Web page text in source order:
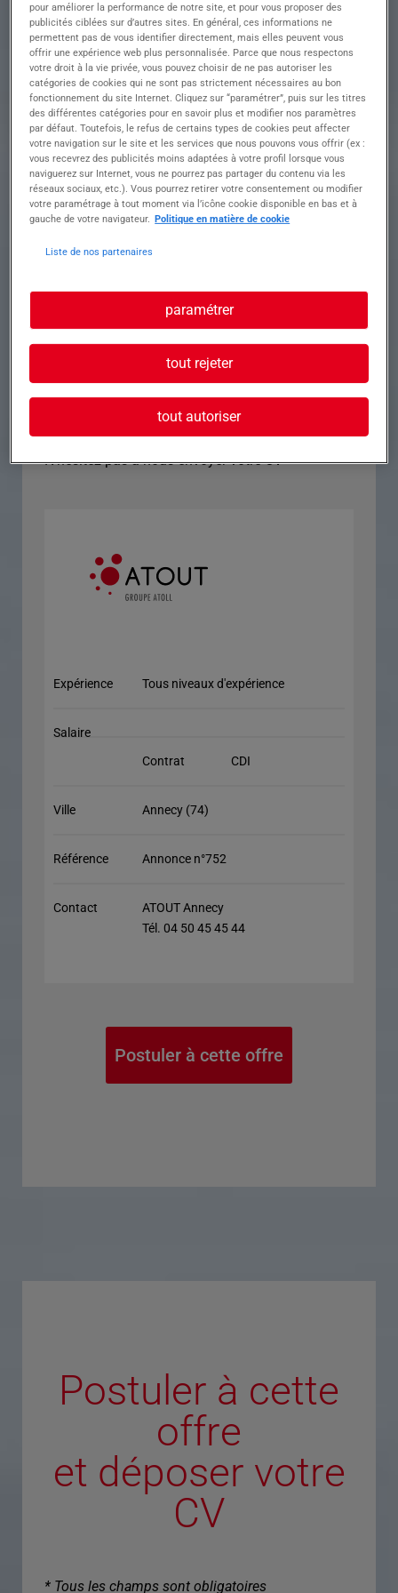
passage d'engins
• Aider à la mise en œuvre des enrobés (tirage,
égalisation)
• Assurer les finitions manuelles autour des
bordures, regards et zones difficiles d'accès
• Préparer et nettoyer les zones de travail
Temps plein du lundi au vendredi
Lieu: bassin annécien
Taux: entre 12.50€ et 14€
Profil recherché
Vous êtes disponible de suite et recherchez du
Vous avez de l'expérience dans les travaux
Vous souhaitez évoluer dans une entreprise à
N'hésitez pas à nous envoyer votre CV
Expérience Tous niveaux d'expérience
Salaire
Contrat
CDI
Ville Annecy (74)
Référence Annonce n°752
Contact
ATOUT Annecy
Tél. 04 50 45 45 44
Postuler à cette offre
Postuler à cette
offre
et déposer votre
CV
* Tous les champs sont obligatoires
pour améliorer la performance de notre site, et pour vous proposer des
publicités ciblées sur d’autres sites. En général, ces informations ne
permettent pas de vous identifier directement, mais elles peuvent vous
offrir une expérience web plus personnalisée. Parce que nous respectons
votre droit à la vie privée, vous pouvez choisir de ne pas autoriser les
catégories de cookies qui ne sont pas strictement nécessaires au bon
fonctionnement du site Internet. Cliquez sur “paramétrer”, puis sur les titres
des différentes catégories pour en savoir plus et modifier nos paramètres
par défaut. Toutefois, le refus de certains types de cookies peut affecter
votre navigation sur le site et les services que nous pouvons vous offrir (ex :
vous recevrez des publicités moins adaptées à votre profil lorsque vous
naviguerez sur Internet, vous ne pourrez pas partager du contenu via les
réseaux sociaux, etc.). Vous pourrez retirer votre consentement ou modifier
votre paramétrage à tout moment via l’icône cookie disponible en bas et à
gauche de votre navigateur. Politique en matière de cookie
Liste de nos partenaires
paramétrer
tout rejeter
tout autoriser